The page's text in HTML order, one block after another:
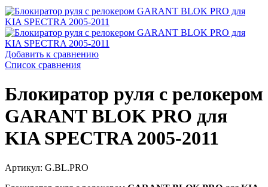
Добавить к сравнению
Список сравнения
Блокиратор руля с релокером
GARANT BLOK PRO для
KIA SPECTRA 2005-2011
Артикул: G.BL.PRO